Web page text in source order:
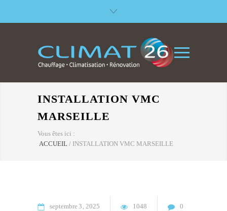
INSTALLATION VMC
MARSEILLE
Vous êtes ici :
ACCUEIL / INSTALLATION VMC MARSEILLE
septembre 3 2025 1048 0